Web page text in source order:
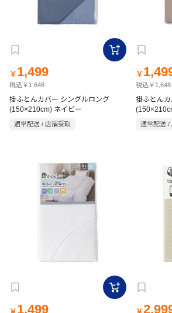
￥ 1,499
税込￥1,648
掛ふとんカバー シングルロング
(150×210cm) ネイビー
通常配送 / 店舗受取
￥
税込￥1,648
掛ふとん
通常配送 /
1,499